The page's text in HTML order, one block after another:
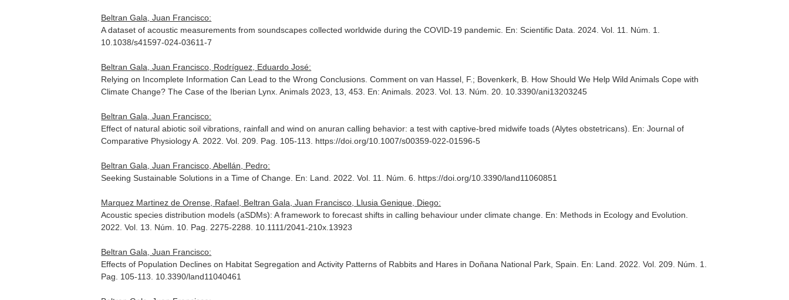
Beltran Gala, Juan Francisco:
A dataset of acoustic measurements from soundscapes collected worldwide during the COVID-19 pandemic. En: Scientific Data . 2024. Vol. 11. Núm. 1.
10.1038/s41597-024-03611-7
Beltran Gala, Juan Francisco, Rodríguez, Eduardo José:
Relying on Incomplete Information Can Lead to the Wrong Conclusions. Comment on van Hassel, F.; Bovenkerk, B. How Should We Help Wild Animals Cope with
Climate Change? The Case of the Iberian Lynx. Animals 2023, 13, 453. En: Animals . 2023. Vol. 13. Núm. 20. 10.3390/ani13203245
Beltran Gala, Juan Francisco:
Effect of natural abiotic soil vibrations, rainfall and wind on anuran calling behavior: a test with captive-bred midwife toads (Alytes obstetricans). En: Journal of
Comparative Physiology A . 2022. Vol. 209. Pag. 105-113. https://doi.org/10.1007/s00359-022-01596-5
Beltran Gala, Juan Francisco, Abellán, Pedro:
Seeking Sustainable Solutions in a Time of Change. En: Land . 2022. Vol. 11. Núm. 6. https://doi.org/10.3390/land11060851
Marquez Martinez de Orense, Rafael, Beltran Gala, Juan Francisco, Llusia Genique, Diego:
Acoustic species distribution models (aSDMs): A framework to forecast shifts in calling behaviour under climate change. En: Methods in Ecology and Evolution
2022. Vol. 13. Núm. 10. Pag. 2275-2288. 10.1111/2041-210x.13923
Beltran Gala, Juan Francisco:
Effects of Population Declines on Habitat Segregation and Activity Patterns of Rabbits and Hares in Doñana National Park, Spain. En: Land . 2022. Vol. 209. Núm. 1.
Pag. 105-113. 10.3390/land11040461